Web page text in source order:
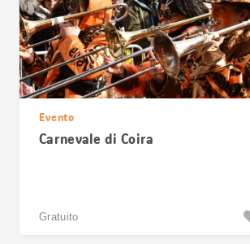
Evento
Carnevale di Coira
Gratuito